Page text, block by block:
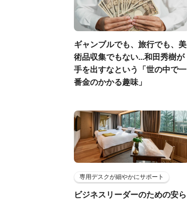
ギャンブルでも、旅行でも、美
術品収集でもない...和田秀樹が
手を出すなという「世の中で一
番金のかかる趣味」
専用デスクが細やかにサポート
ビジネスリーダーのための安ら